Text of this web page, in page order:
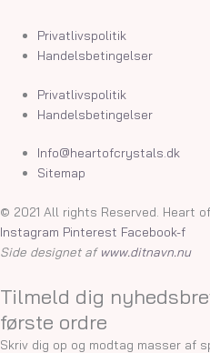
Privatlivspolitik
Handelsbetingelser
Privatlivspolitik
Handelsbetingelser
Info@heartofcrystals.dk
Sitemap
© 2021 All rights Reserved. Heart
Instagram Pinterest Facebook-f
Side designet af www.ditnavn.nu
Tilmeld dig
første ordre
Skriv dig op og modtag masser af